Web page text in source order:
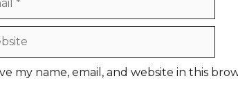
my name, email, and website in this